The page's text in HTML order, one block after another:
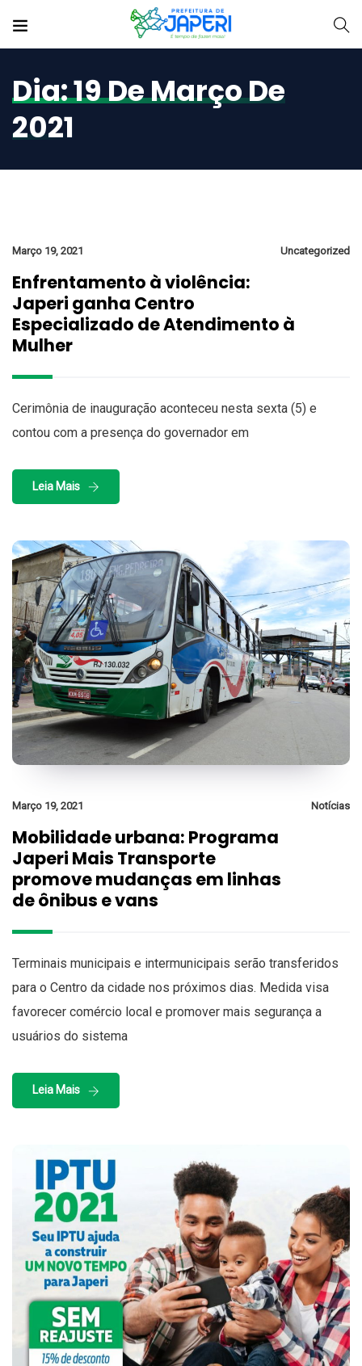
Dia:19 De Março De
2021
Março 19, 2021 Uncategorized
Enfrentamento à violência:
Japeri ganha Centro
Especializado de Atendimento à
Mulher
Cerimônia de inauguração aconteceu nesta sexta (5) e
contou com a presença do governador em
Leia Mais
Março 19, 2021 Notícias
Mobilidade urbana: Programa
Japeri Mais Transporte
promove mudanças em linhas
de ônibus e vans
Terminais municipais e intermunicipais serão transferidos
para o Centro da cidade nos próximos dias. Medida visa
favorecer comércio local e promover mais segurança a
usuários do sistema
Leia Mais